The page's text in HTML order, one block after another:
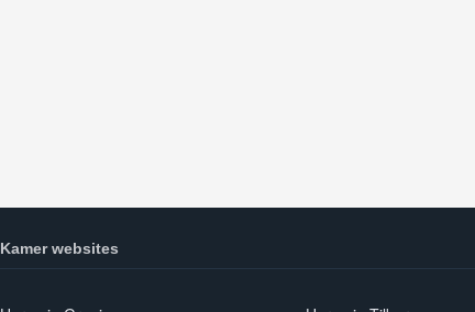
Kamer websites